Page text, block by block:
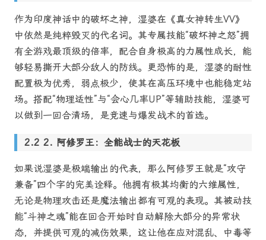
作为印度神话中的破坏之神，湿婆在《真女神转生VV》
中依然是纯粹毁灭的代名词。其专属技能“破坏神之怒”拥
有全游戏最顶级的倍率，配合自身极高的力属性成长，能
够轻易撕开大部分敌人的防线。更恐怖的是，湿婆的耐性
配置极为优秀，弱点极少，使其在高压环境中也能稳定站
场。搭配“物理适性”与“会心几率UP”等辅助技能，湿婆可
以做到一回合清场，是竞速与爆发战术的首选。
2. 阿修罗王：全能战士的天花板
如果说湿婆是极端输出的代表，那么阿修罗王就是“攻守
兼备”四个字的完美诠释。他拥有极其均衡的六维属性，
无论是物理攻击还是魔法输出都有可观的表现。其被动技
能“斗神之魂”能在回合开始时自动解除大部分的异常状
态，并提供可观的减伤效果，这让他在应对混乱、中毒等